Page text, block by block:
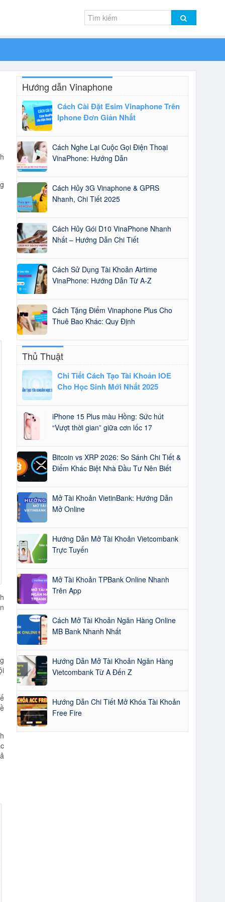
Hướng dẫn Vinaphone
Cách Cài Đặt Esim Vinaphone Trên
Iphone Đơn Giản Nhất
Cách Nghe Lại Cuộc Gọi Điện Thoại
VinaPhone: Hướng Dẫn
Cách Hủy 3G Vinaphone & GPRS
Nhanh, Chi Tiết 2025
Cách Hủy Gói D10 VinaPhone Nhanh
Nhất – Hướng Dẫn Chi Tiết
Cách Sử Dụng Tài Khoản Airtime
VinaPhone: Hướng Dẫn Từ A-Z
Cách Tặng Điểm Vinaphone Plus Cho
Thuê Bao Khác: Quy Định
Thủ Thuật
Chi Tiết Cách Tạo Tài Khoản IOE
Cho Học Sinh Mới Nhất 2025
iPhone 15 Plus màu Hồng: Sức hút
“Vượt thời gian” giữa cơn lốc 17
Bitcoin vs XRP 2026: So Sánh Chi Tiết &
Điểm Khác Biệt Nhà Đầu Tư Nên Biết
Mở Tài Khoản VietinBank: Hướng Dẫn
Mở Online
Hướng Dẫn Mở Tài Khoản Vietcombank
Trực Tuyến
Mở Tài Khoản TPBank Online Nhanh
Trên App
Cách Mở Tài Khoản Ngân Hàng Online
MB Bank Nhanh Nhất
Hướng Dẫn Mở Tài Khoản Ngân Hàng
Vietcombank Từ A Đến Z
Hướng Dẫn Chi Tiết Mở Khóa Tài Khoản
Free Fire